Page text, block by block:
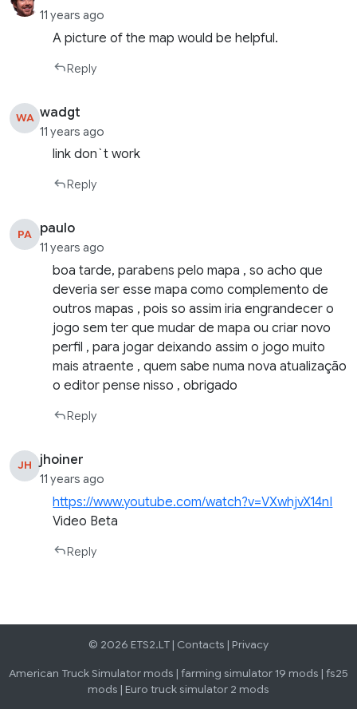
11 years ago
A picture of the map would be helpful.
Reply
WA wadgt
11 years ago
link don`t work
Reply
PA paulo
11 years ago
boa tarde, parabens pelo mapa , so acho que
deveria ser esse mapa como complemento de
outros mapas , pois so assim iria engrandecer o
jogo sem ter que mudar de mapa ou criar novo
perfil , para jogar deixando assim o jogo muito
mais atraente , quem sabe numa nova atualização
o editor pense nisso , obrigado
Reply
JH jhoiner
11 years ago
https://www.youtube.com/watch?v=VXwhjvX14nI
Video Beta
Reply
© 2026 ETS2.LT | Contacts | Privacy
American Truck Simulator mods | farming simulator 19 mods | fs25
mods | Euro truck simulator 2 mods